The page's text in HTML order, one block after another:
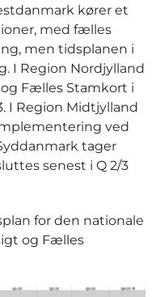
kører et
med fælles
men tidsplanen i
I Region Nordjylland
Fælles Stamkort i
I Region Midtjylland
ved
tager
senest i Q 2/3
for den nationale
og Fælles